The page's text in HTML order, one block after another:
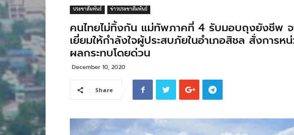
ประชาสัมพันธ์ ข่าวประชาสัมพันธ์
คนไทยไม่ทิ้งกัน แม่ทัพภาคที่ 4 รับมอบถุงยังชีพ
เยี่ยมให้กำลังใจผู้ประสบภัยในอำเภอสิชล สั่งการ
ผลกระทบโดยด่วน
December 10, 2020
Share